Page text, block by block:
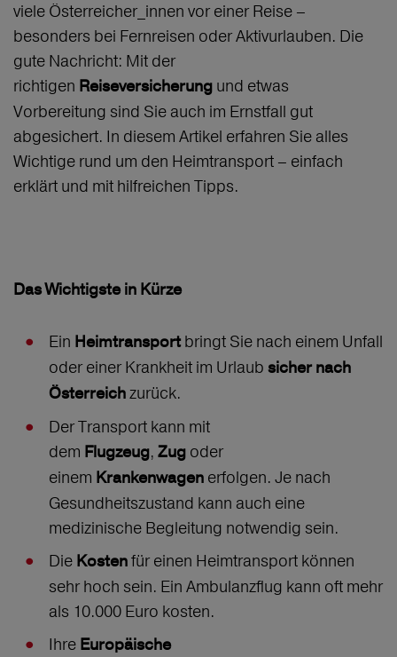
viele Österreicher_innen vor einer Reise –
besonders bei Fernreisen oder Aktivurlauben. Die
gute Nachricht: Mit der
richtigen Reiseversicherung und etwas
Vorbereitung sind Sie auch im Ernstfall gut
abgesichert. In diesem Artikel erfahren Sie alles
Wichtige rund um den Heimtransport – einfach
erklärt und mit hilfreichen Tipps.
Das Wichtigste in Kürze
Ein Heimtransport bringt Sie nach einem Unfall
oder einer Krankheit im Urlaub sicher nach
Österreichzurück.
Der Transport kann mit
dem Flugzeug, Zug oder
einem Krankenwagen erfolgen. Je nach
Gesundheitszustand kann auch eine
medizinische Begleitung notwendig sein.
Die Kostenfür einen Heimtransport können
sehr hoch sein. Ein Ambulanzflug kann oft mehr
als 10.000 Euro kosten.
Ihre Europäische